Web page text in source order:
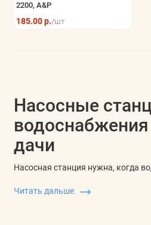
2200, A&P
185.00 р./шт
Насосные
дачи
Насосная станция нужна, когда
неглубокой скважины к точкам
Читать дальше